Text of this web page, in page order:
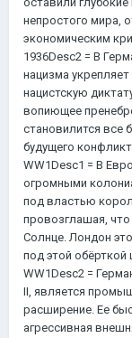
непростого мира,
экономическим
1936Desc2 = В
нацизма
нацистскую
вопиющее
становилится все
будущего
WW1Desc1 = В
огромными
под властью
провозглашая, что
Солнце. Лондон
под этой обёрткой
WW1Desc2 =
II, является
расширение. Ее
агрессивная